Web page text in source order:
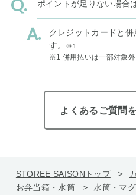
ポイントが足りない場合
クレジットカードと
す。
※1
※1 併用払いは一部対象
よくあるご質問
STOREE SAISONトップ
お弁当箱・水筒
水筒・マ